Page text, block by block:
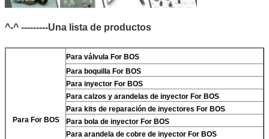
^-^ ---------Una lista de productos
Para For BOS
Para válvula For BOS
Para boquilla For BOS
Para inyector For BOS
Para calzos y arandelas de inyector For BOS
Para kits de reparación de inyectores For BOS
Para bola de inyector For BOS
Para arandela de cobre de inyector For BOS